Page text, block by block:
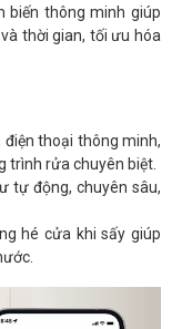
biến thông minh giúp
thời gian, tối ưu hóa
điện thoại thông minh,
trình rửa chuyên biệt.
tự động, chuyên sâu,
hé cửa khi sấy giúp